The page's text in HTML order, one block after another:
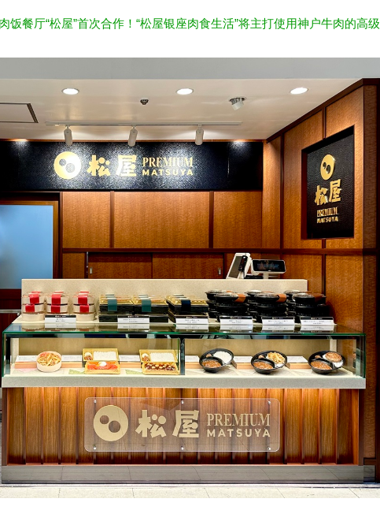
饭餐厅“松屋”首次合作！“松屋银座肉食生活”将主打使用神户牛肉的高级